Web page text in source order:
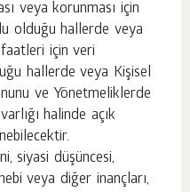
veya korunması için
olduğu hallerde veya
için veri
hallerde veya Kişisel
ve Yönetmeliklerde
halinde açık
siyasi düşüncesi,
veya diğer inançları,